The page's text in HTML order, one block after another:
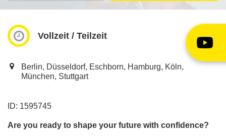
Vollzeit / Teilzeit
Berlin, Düsseldorf, Eschborn, Hamburg, Köln,
München, Stuttgart
ID: 1595745
Are you ready to shape your future with confidence?